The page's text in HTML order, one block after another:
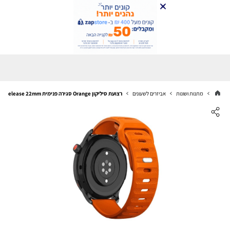
מתנות ושונות אביזרים לשעונים רצועת סיליקון Orange סגירה פנימית Quick Release 22mm טקסטורת נקודות